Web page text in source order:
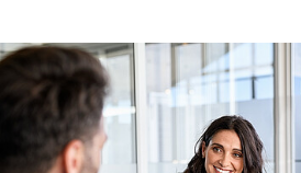
schlecht finden. Aber es ändert
Umstand, dass Ziele im «Mehr»
«Weniger» liegen. Das, was
sollte im Folgejahr übertroffen